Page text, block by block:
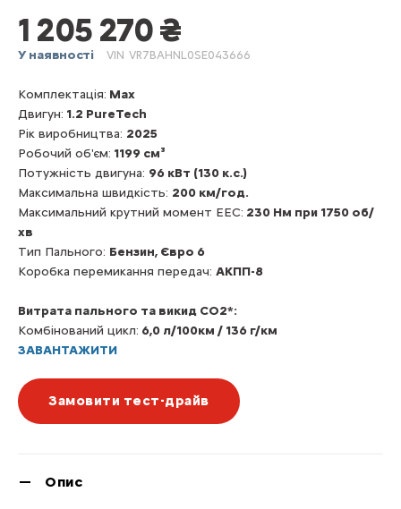
1 205 270 ₴
У наявності VIN VR7BAHNL0SE043666
Комплектація: Max
Двигун: 1.2 PureTech
Рік виробництва: 2025
Робочий об'єм: 1199 см³
Потужність двигуна: 96 кВт (130 к.с.)
Максимальна швидкість: 200 км/год.
Максимальний крутний момент EEC: 230 Нм при 1750 об/
хв
Тип Пального: Бензин, Євро 6
Коробка перемикання передач: АКПП-8
Витрата пального та викид CO2*:
Комбінований цикл: 6,0 л/100км / 136 г/км
ЗАВАНТАЖИТИ
Замовити тест-драйв
Опис